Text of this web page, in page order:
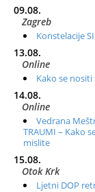
09.08.
Zagreb
Konstelacije
13.08.
Online
Kako se
14.08.
Online
Vedrana
TRAUMI – Kako
mislite
15.08.
Otok Krk
Ljetni DOP